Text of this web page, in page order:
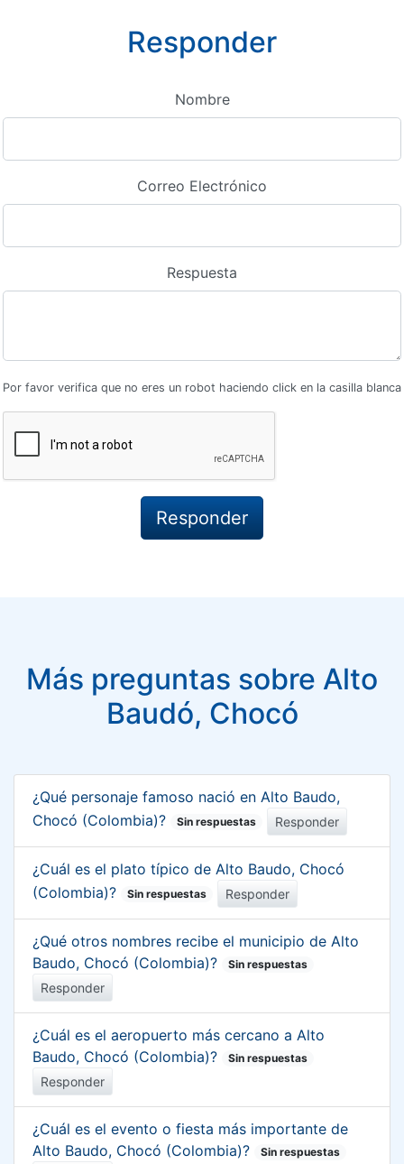
Responder
Nombre
Correo Electrónico
Respuesta
Por favor verifica que no eres un robot haciendo click en la casilla blanca
Más preguntas sobre Alto
Baudó, Chocó
¿Qué personaje famoso nació en Alto Baudo,
Chocó (Colombia)?
Sin respuestas Responder
¿Cuál es el plato típico de Alto Baudo, Chocó
(Colombia)?
Sin respuestas Responder
¿Qué otros nombres recibe el municipio de Alto
Baudo, Chocó (Colombia)?
Sin respuestas
Responder
¿Cuál es el aeropuerto más cercano a Alto
Baudo, Chocó (Colombia)?
Sin respuestas
Responder
¿Cuál es el evento o fiesta más importante de
Alto Baudo, Chocó (Colombia)?
Sin respuestas